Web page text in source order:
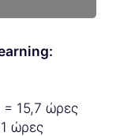
= 15,7 ώρες
ώρες